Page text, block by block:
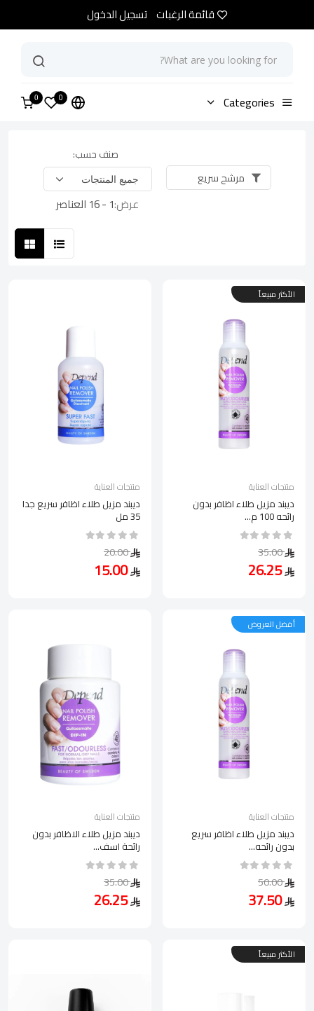
قائمة الرغبات تسجيل الدخول
Categories
0
0
مرشح سريع
صنف حسب:
عرض:1 - 16 العناصر
الأكثر مبيعاً
منتجات العناية
ديبند مزيل طلاء اظافر بدون
رائحه 100 م...
35.00
26.25
منتجات العناية
ديبند مزيل طلاء اظافر سريع جدا
35 مل
20.00
15.00
أفضل العروض
منتجات العناية
ديبند مزيل طلاء اظافر سريع
بدون رائحه...
50.00
37.50
منتجات العناية
ديبند مزيل طلاء الاظافر بدون
رائحة اسف...
35.00
26.25
الأكثر مبيعاً